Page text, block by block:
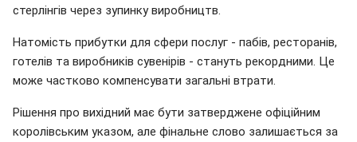
стерлінгів через зупинку виробництв.
Натомість прибутки для сфери послуг - пабів, ресторанів,
готелів та виробників сувенірів - стануть рекордними. Це
може частково компенсувати загальні втрати.
Рішення про вихідний має бути затверджене офіційним
королівським указом, але фінальне слово залишається за